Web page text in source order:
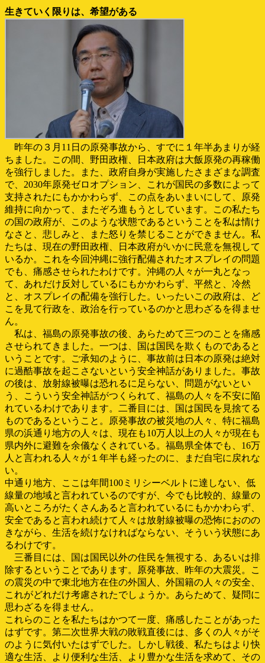
生きていく限りは、希望がある
昨年の３月11日の原発事故から、すでに１年半あまりが経
ちました。この間、野田政権、日本政府は大飯原発の再稼働
を強行しました。また、政府自身が実施したさまざまな調査
で、2030年原発ゼロオプション、これが国民の多数によって
支持されたにもかかわらず、この点をあいまいにして、原発
維持に向かって、またぞろ進もうとしています。この私たち
の国の政府が、このような状態であるということを私は情け
なさと、悲しみと、また怒りを禁じることができません。私
たちは、現在の野田政権、日本政府がいかに民意を無視して
いるか。これを今回沖縄に強行配備されたオスプレイの問題
でも、痛感させられたわけです。沖縄の人々が一丸となっ
て、あれだけ反対しているにもかかわらず、平然と、冷然
と、オスプレイの配備を強行した。いったいこの政府は、ど
こを見て行政を、政治を行っているのかと思わざるを得ませ
ん。
私は、福島の原発事故の後、あらためて三つのことを痛感
させられてきました。一つは、国は国民を欺くものであると
いうことです。ご承知のように、事故前は日本の原発は絶対
に過酷事故を起こさないという安全神話がありました。事故
の後は、放射線被曝は恐れるに足らない、問題がないとい
う、こういう安全神話がつくられて、福島の人々を不安に陥
れているわけであります。二番目には、国は国民を見捨てる
ものであるということ。原発事故の被災地の人々、特に福島
県の浜通り地方の人々は、現在も10万人以上の人々が現在も
県内外に避難を余儀なくされている。福島県全体でも、16万
人と言われる人々が１年半も経ったのに、まだ自宅に戻れな
い。
中通り地方、ここは年間100ミリシーベルトに達しない、低
線量の地域と言われているのですが、今でも比較的、線量の
高いところがたくさんあると言われているにもかかわらず、
安全であると言われ続けて人々は放射線被曝の恐怖におのの
きながら、生活を続けなければならない、そういう状態にあ
るわけです。
三番目には、国は国民以外の住民を無視する、あるいは排
除するということであります。原発事故、昨年の大震災。こ
の震災の中で東北地方在住の外国人、外国籍の人々の安全、
これがどれだけ考慮されたでしょうか。あらためて、疑問に
思わざるを得ません。
これらのことを私たちはかつて一度、痛感したことがあった
はずです。第二次世界大戦の敗戦直後には、多くの人々がそ
のように気付いたはずでした。しかし戦後、私たちはより快
適な生活、より便利な生活、より豊かな生活を求めて、その